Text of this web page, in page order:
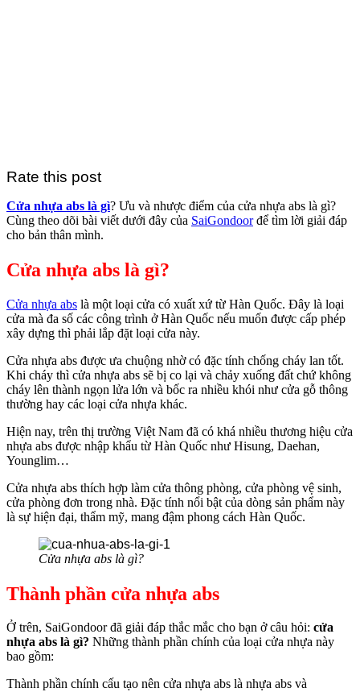
Rate this post
Cửa nhựa abs là gì? Ưu và nhược điểm của cửa nhựa abs là gì?
Cùng theo dõi bài viết dưới đây của SaiGondoorđể tìm lời giải đáp
cho bản thân mình.
Cửa nhựa abs là gì?
Cửa nhựa abs là một loại cửa có xuất xứ từ Hàn Quốc. Đây là loại
cửa mà đa số các công trình ở Hàn Quốc nếu muốn được cấp phép
xây dựng thì phải lắp đặt loại cửa này.
Cửa nhựa abs được ưa chuộng nhờ có đặc tính chống cháy lan tốt.
Khi cháy thì cửa nhựa abs sẽ bị co lại và chảy xuống đất chứ không
cháy lên thành ngọn lửa lớn và bốc ra nhiều khói như cửa gỗ thông
thường hay các loại cửa nhựa khác.
Hiện nay, trên thị trường Việt Nam đã có khá nhiều thương hiệu cửa
nhựa abs được nhập khẩu từ Hàn Quốc như Hisung, Daehan,
Younglim…
Cửa nhựa abs thích hợp làm cửa thông phòng, cửa phòng vệ sinh,
cửa phòng đơn trong nhà. Đặc tính nổi bật của dòng sản phẩm này
là sự hiện đại, thẩm mỹ, mang đậm phong cách Hàn Quốc.
Cửa nhựa abs là gì?
Thành phần cửa nhựa abs
Ở trên, SaiGondoor đã giải đáp thắc mắc cho bạn ở câu hỏi: cửa
nhựa abs là gì? Những thành phần chính của loại cửa nhựa này
bao gồm:
Thành phần chính cấu tạo nên cửa nhựa abs là nhựa abs và